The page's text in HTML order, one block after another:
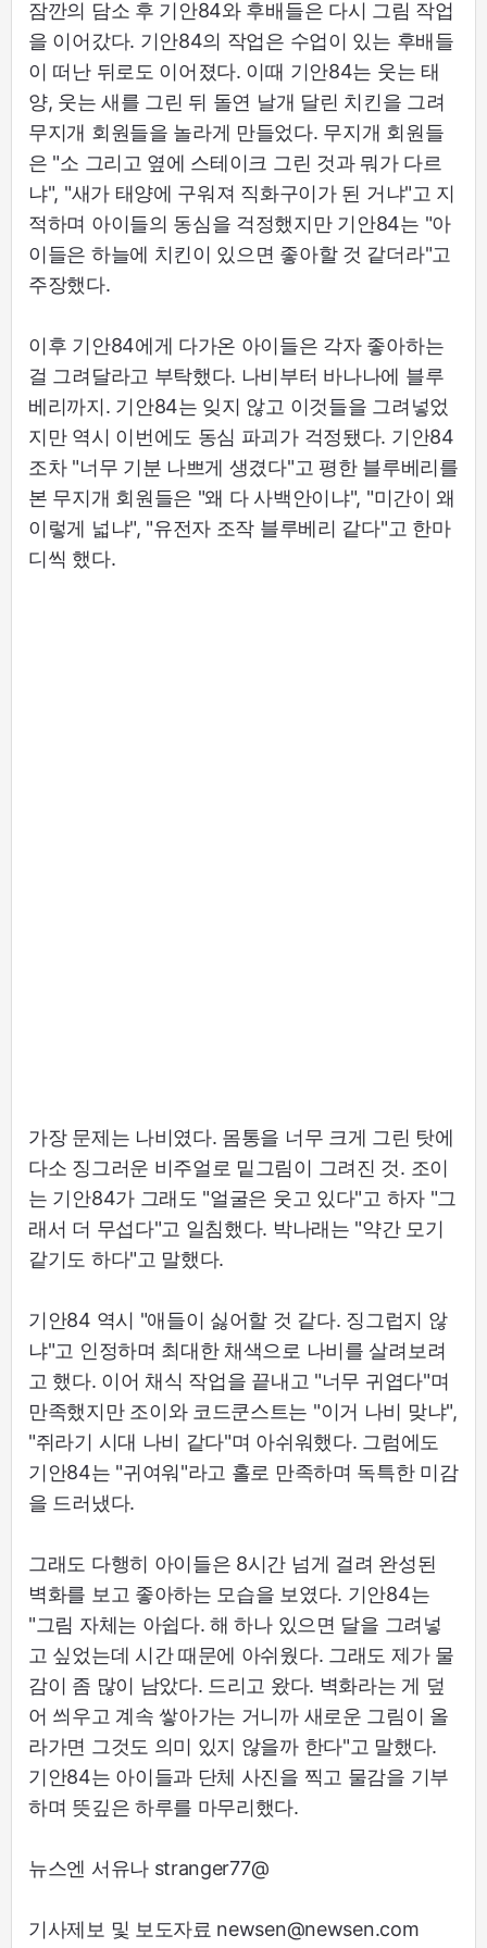
잠깐의 담소 후 기안84와 후배들은 다시 그림 작업
을 이어갔다. 기안84의 작업은 수업이 있는 후배들
이 떠난 뒤로도 이어졌다. 이때 기안84는 웃는 태
양, 웃는 새를 그린 뒤 돌연 날개 달린 치킨을 그려
무지개 회원들을 놀라게 만들었다. 무지개 회원들
은 "소 그리고 옆에 스테이크 그린 것과 뭐가 다르
냐", "새가 태양에 구워져 직화구이가 된 거냐"고 지
적하며 아이들의 동심을 걱정했지만 기안84는 "아
이들은 하늘에 치킨이 있으면 좋아할 것 같더라"고
주장했다.
이후 기안84에게 다가온 아이들은 각자 좋아하는
걸 그려달라고 부탁했다. 나비부터 바나나에 블루
베리까지. 기안84는 잊지 않고 이것들을 그려넣었
지만 역시 이번에도 동심 파괴가 걱정됐다. 기안84
조차 "너무 기분 나쁘게 생겼다"고 평한 블루베리를
본 무지개 회원들은 "왜 다 사백안이냐", "미간이 왜
이렇게 넓냐", "유전자 조작 블루베리 같다"고 한마
디씩 했다.
가장 문제는 나비였다. 몸통을 너무 크게 그린 탓에
다소 징그러운 비주얼로 밑그림이 그려진 것. 조이
는 기안84가 그래도 "얼굴은 웃고 있다"고 하자 "그
래서 더 무섭다"고 일침했다. 박나래는 "약간 모기
같기도 하다"고 말했다.
기안84 역시 "애들이 싫어할 것 같다. 징그럽지 않
냐"고 인정하며 최대한 채색으로 나비를 살려보려
고 했다. 이어 채식 작업을 끝내고 "너무 귀엽다"며
만족했지만 조이와 코드쿤스트는 "이거 나비 맞냐",
"쥐라기 시대 나비 같다"며 아쉬워했다. 그럼에도
기안84는 "귀여워"라고 홀로 만족하며 독특한 미감
을 드러냈다.
그래도 다행히 아이들은 8시간 넘게 걸려 완성된
벽화를 보고 좋아하는 모습을 보였다. 기안84는
"그림 자체는 아쉽다. 해 하나 있으면 달을 그려넣
고 싶었는데 시간 때문에 아쉬웠다. 그래도 제가 물
감이 좀 많이 남았다. 드리고 왔다. 벽화라는 게 덮
어 씌우고 계속 쌓아가는 거니까 새로운 그림이 올
라가면 그것도 의미 있지 않을까 한다"고 말했다.
기안84는 아이들과 단체 사진을 찍고 물감을 기부
하며 뜻깊은 하루를 마무리했다.
뉴스엔 서유나 stranger77@
기사제보 및 보도자료 newsen@newsen.com